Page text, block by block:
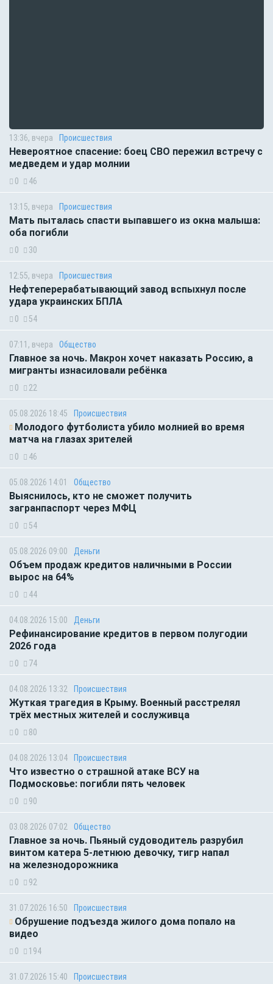
13:36, вчера Происшествия
Невероятное спасение: боец СВО пережил встречу с
медведем и удар молнии
0 46
13:15, вчера Происшествия
Мать пыталась спасти выпавшего из окна малыша:
оба погибли
0 30
12:55, вчера Происшествия
Нефтеперерабатывающий завод вспыхнул после
удара украинских БПЛА
0 54
07:11, вчера Общество
Главное за ночь. Макрон хочет наказать Россию, а
мигранты изнасиловали ребёнка
0 22
05.08.2026 18:45 Происшествия
Молодого футболиста убило молнией во время
матча на глазах зрителей
0 46
05.08.2026 14:01 Общество
Выяснилось, кто не сможет получить
загранпаспорт через МФЦ
0 54
05.08.2026 09:00 Деньги
Объем продаж кредитов наличными в России
вырос на 64%
0 44
04.08.2026 15:00 Деньги
Рефинансирование кредитов в первом полугодии
2026 года
0 74
04.08.2026 13:32 Происшествия
Жуткая трагедия в Крыму. Военный расстрелял
трёх местных жителей и сослуживца
0 80
04.08.2026 13:04 Происшествия
Что известно о страшной атаке ВСУ на
Подмосковье: погибли пять человек
0 90
03.08.2026 07:02 Общество
Главное за ночь. Пьяный судоводитель разрубил
винтом катера 5-летнюю девочку, тигр напал
на железнодорожника
0 92
31.07.2026 16:50 Происшествия
Обрушение подъезда жилого дома попало на
видео
0 194
31.07.2026 15:40 Происшествия